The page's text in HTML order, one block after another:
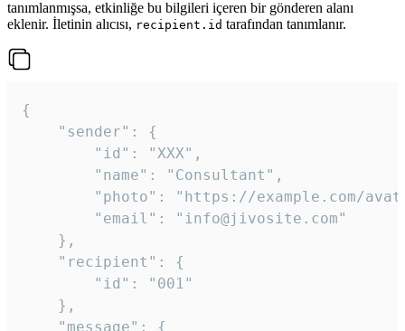
tanımlanmışsa, etkinliğe bu bilgileri içeren bir gönderen alanı
eklenir. İletinin alıcısı, recipient.id tarafından tanımlanır.
{